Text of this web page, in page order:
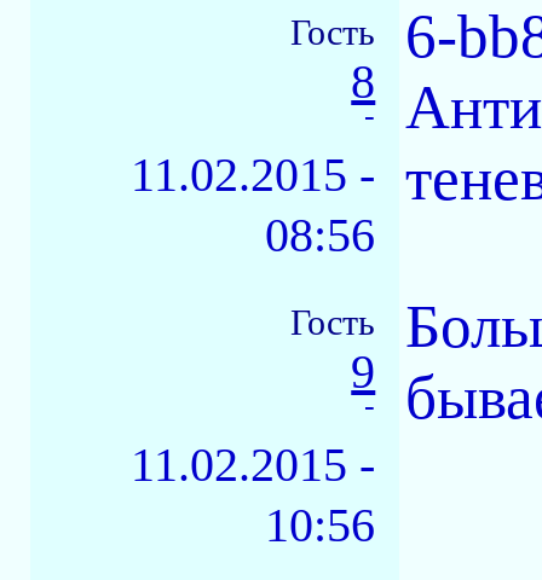
Гость
8
-
11.02.2015 -
08:56
6-
Гость
9
-
11.02.2015 -
10:56